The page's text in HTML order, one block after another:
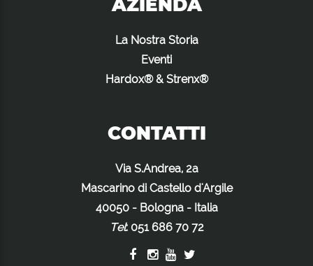
AZIENDA
La Nostra Storia
Eventi
Hardox® & Strenx®
CONTATTI
Via S.Andrea, 2a
Mascarino di Castello d'Argile
40050 - Bologna - Italia
Tel: 051 686 70 72